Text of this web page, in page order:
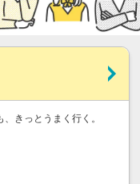
きっとうまく行く。